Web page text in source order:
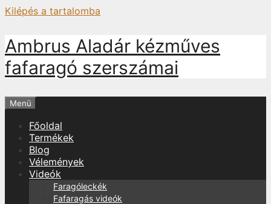
Kilépés a tartalomba
Ambrus Aladár kézműves
fafaragó szerszámai
Menü
Főoldal
Termékek
Blog
Vélemények
Videók
Faragóleckék
Fafaragás videók